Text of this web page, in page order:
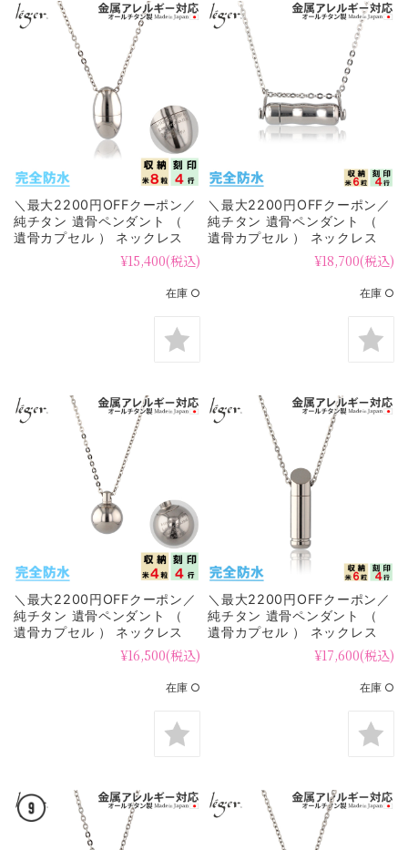
＼最大2200円OFFクーポン／
純チタン 遺骨ペンダント （
遺骨カプセル ） ネックレス
50cm たまご 名入れ可
¥15,400(税込)
在庫 ○
＼最大2200円OFFクーポン／
純チタン 遺骨ペンダント （
遺骨カプセル ） ネックレス
¥18,700(税込)
在庫 ○
＼最大2200円OFFクーポン／
純チタン 遺骨ペンダント （
遺骨カプセル ） ネックレス
50cm 球 名入れ可 PC55-1
¥16,500(税込)
在庫 ○
＼最大2200円OFFクーポン／
純チタン 遺骨ペンダント （
遺骨カプセル ） ネックレス
50cm 竹 PC49-1¥17,600(税込)
在庫 ○